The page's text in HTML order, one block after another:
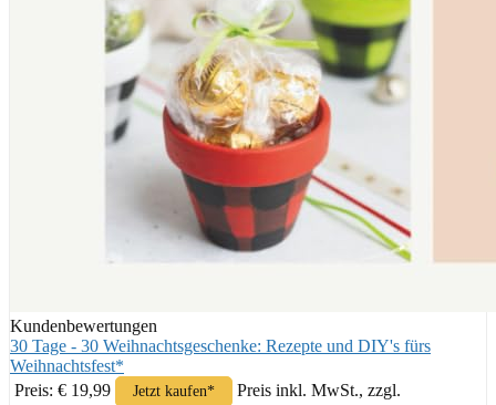
Kundenbewertungen
30 Tage - 30 Weihnachtsgeschenke: Rezepte und DIY's fürs
Weihnachtsfest*
Preis: € 19,99
Jetzt kaufen*
Preis inkl. MwSt., zzgl.